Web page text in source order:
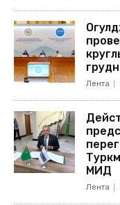
Лента
МИД
Лента